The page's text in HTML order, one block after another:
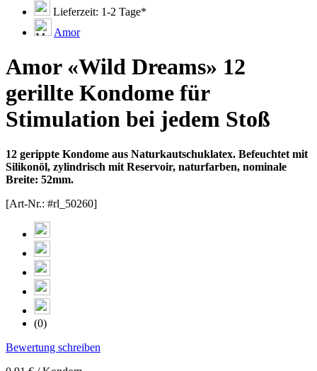
Lieferzeit: 1-2 Tage*
Amor
Amor «Wild Dreams» 12
gerillte Kondome für
Stimulation bei jedem Stoß
12 gerippte Kondome aus Naturkautschuklatex. Befeuchtet mit
Silikonöl, zylindrisch mit Reservoir, naturfarben, nominale
Breite: 52mm.
[Art-Nr.: #rl_50260]
(0)
Bewertung schreiben